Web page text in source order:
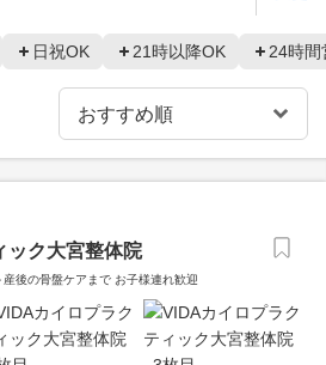
日祝OK 21時以降OK 24時間
ック大宮整体院
後の骨盤ケアまで お子様連れ歓迎